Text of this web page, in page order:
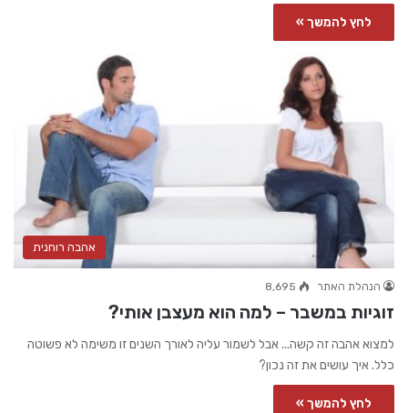
לחץ להמשך »
אהבה רוחנית
הנהלת האתר 8,695
זוגיות במשבר – למה הוא מעצבן אותי?
למצוא אהבה זה קשה... אבל לשמור עליה לאורך השנים זו משימה לא פשוטה
כלל. איך עושים את זה נכון?
לחץ להמשך »